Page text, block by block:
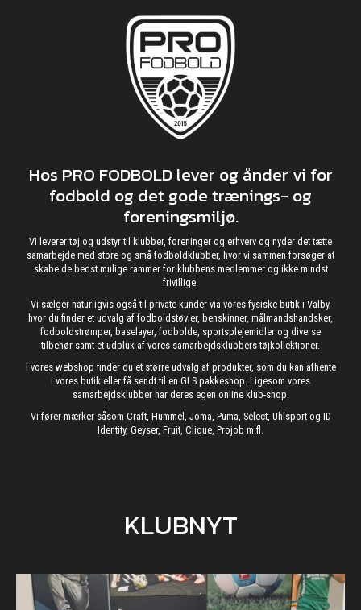
Hos PRO FODBOLD lever og ånder vi for
fodbold og det gode trænings- og
foreningsmiljø.
Vi leverer tøj og udstyr til klubber, foreninger og erhverv og nyder det tætte
samarbejde med store og små fodboldklubber, hvor vi sammen forsøger at
skabe de bedst mulige rammer for klubbens medlemmer og ikke mindst
frivillige.
Vi sælger naturligvis også til private kunder via vores fysiske butik i Valby,
hvor du finder et udvalg af fodboldstøvler, benskinner, målmandshandsker,
fodboldstrømper, baselayer, fodbolde, sportsplejemidler og diverse
tilbehør samt et udpluk af vores samarbejdsklubbers tøjkollektioner.
I vores webshop finder du et større udvalg af produkter, som du kan afhente
i vores butik eller få sendt til en GLS pakkeshop. Ligesom vores
samarbejdsklubber har deres egen online klub-shop.
Vi fører mærker såsom Craft, Hummel, Joma, Puma, Select, Uhlsport og ID
Identity, Geyser, Fruit, Clique, Projob m.fl.
KLUBNYT